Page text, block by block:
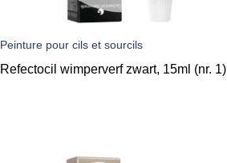
Peinture pour cils et sourcils
Refectocil wimperverf zwart, 15ml (nr. 1)